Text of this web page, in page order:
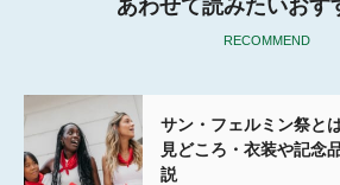
あわせて読みたいおす
RECOMMEND
サン・フェルミン祭と
見どころ・衣装や記念
説